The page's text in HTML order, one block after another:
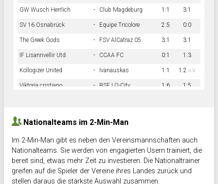
GW Wusch Herrlich - Club Magdeburg 1:1 3:1
SV 16 Osnabrück - Equipe Tricolore 2:5 0:0
The Greek Gods - FSV AlCatraz 05 3:1 3:1
IF Lisannvellir Utd. - CCAA FC 0:1 1:3
Kollogizer United - Ivanauskas 1:1 1:2 n.V.
Viktoria cristiano - BSF LO-City 1:6 1:5
Nationalteams im 2-Min-Man
Im 2-Min-Man gibt es neben den Vereinsmannschaften auch
Nationalteams. Sie werden von engagierten Usern trainiert, die
bereit sind, etwas mehr Zeit zu investieren. Die Nationaltrainer
greifen auf die Spieler der Vereine ihres Landes zurück und
stellen daraus die stärkste Auswahl zusammen.